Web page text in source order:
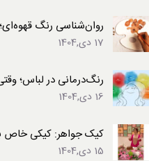
روان‌شناسی رنگ
17 دی,1404
رنگ‌درمانی در لباس؛
16 دی,1404
کیک جواهر: کیکی خاص برای تولد ۶۲
15 دی,1404